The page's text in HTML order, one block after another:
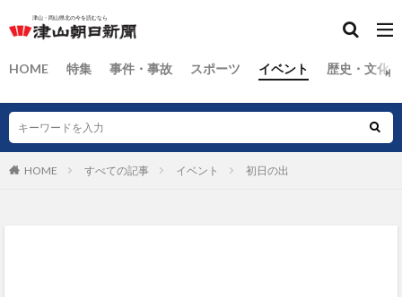
HOME 特集 事件・事故 スポーツ イベント 歴史・文化
HOME すべての記事 イベント 初日の出